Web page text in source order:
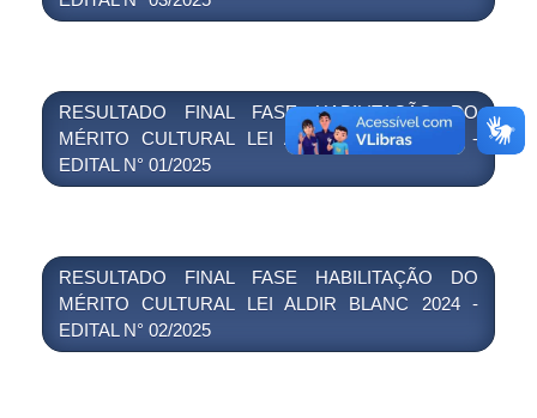
RESULTADO FINAL FASE HABILITAÇÃO DO
MÉRITO CULTURAL LEI ALDIR BLANC 2024 -
EDITAL N° 01/2025
RESULTADO FINAL FASE HABILITAÇÃO DO
MÉRITO CULTURAL LEI ALDIR BLANC 2024 -
EDITAL N° 02/2025